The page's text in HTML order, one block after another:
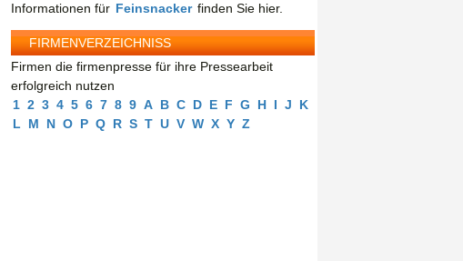
Informationen für Feinsnacker finden Sie hier.
FIRMENVERZEICHNISS
Firmen die firmenpresse für ihre Pressearbeit
erfolgreich nutzen
1 2 3 4 5 6 7 8 9 A B C D E F G H I J
K
L
M N O P Q R S T U V W X Y Z